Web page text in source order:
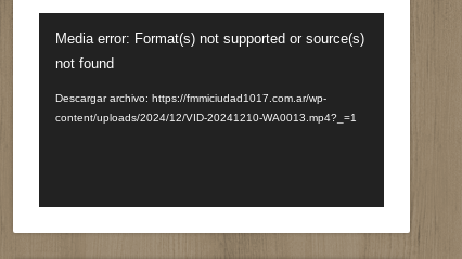
de
Media error: Format(s) not supported or source(s)
not found
Descargar archivo: https://fmmiciudad1017.com.ar/wp-
content/uploads/2024/12/VID-20241210-WA0013.mp4?_=1